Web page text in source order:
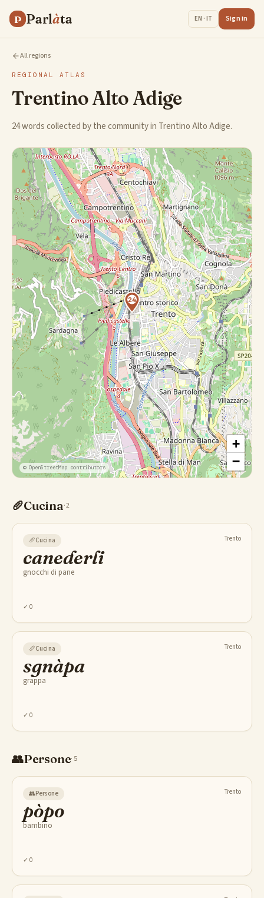
P Parlàta EN · IT Sign in
All regions
REGIONAL ATLAS
Trentino Alto Adige
24 words collected by the community in Trentino Alto Adige.
24
+
−
© OpenStreetMap contributors
🥖Cucina·2
🥖Cucina Trento
canederli
gnocchi di pane
✓ 0
🥖Cucina Trento
sgnàpa
grappa
✓ 0
👥Persone· 5
👥Persone Trento
pòpo
bambino
✓ 0